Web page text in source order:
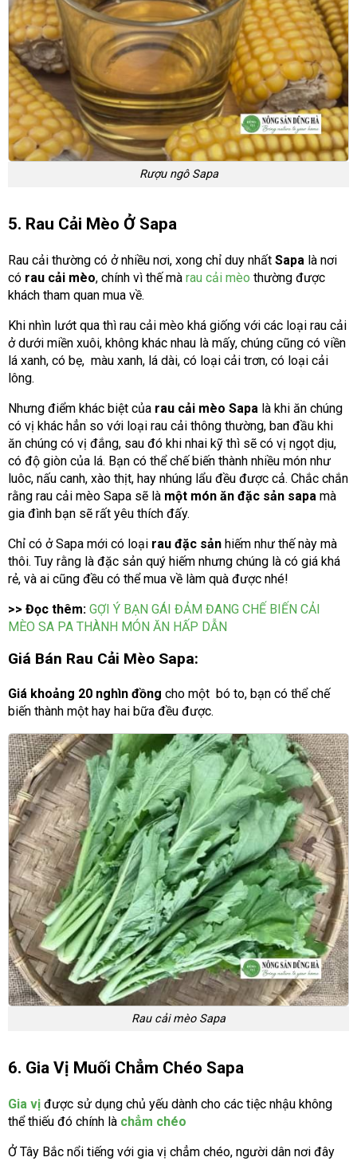
Rượu ngô Sapa
5. Rau Cải Mèo Ở Sapa
Rau cải thường có ở nhiều nơi, xong chỉ duy nhất Sapa là nơi
có rau cải mèo, chính vì thế mà rau cải mèo thường được
khách tham quan mua về.
Khi nhìn lướt qua thì rau cải mèo khá giống với các loại rau cải
ở dưới miền xuôi, không khác nhau là mấy, chúng cũng có viền
lá xanh, có bẹ, màu xanh, lá dài, có loại cải trơn, có loại cải
lông.
Nhưng điểm khác biệt của rau cải mèo Sapa là khi ăn chúng
có vị khác hẳn so với loại rau cải thông thường, ban đầu khi
ăn chúng có vị đắng, sau đó khi nhai kỹ thì sẽ có vị ngọt dịu,
có độ giòn của lá. Bạn có thể chế biến thành nhiều món như
luôc, nấu canh, xào thịt, hay nhúng lẩu đều được cả. Chắc chắn
rằng rau cải mèo Sapa sẽ là một món ăn đặc sản sapa mà
gia đình bạn sẽ rất yêu thích đấy.
Chỉ có ở Sapa mới có loại rau đặc sản hiếm như thế này mà
thôi. Tuy rằng là đặc sản quý hiếm nhưng chúng là có giá khá
rẻ, và ai cũng đều có thể mua về làm quà được nhé!
>> Đọc thêm: GỢI Ý BẠN GÁI ĐẢM ĐANG CHẾ BIẾN CẢI
MÈO SA PA THÀNH MÓN ĂN HẤP DẪN
Giá Bán Rau Cải Mèo Sapa:
Giá khoảng 20 nghìn đồng cho một bó to, bạn có thể chế
biến thành một hay hai bữa đều được.
Rau cải mèo Sapa
6. Gia Vị Muối Chẳm Chéo Sapa
Gia vị được sử dụng chủ yếu dành cho các tiệc nhậu không
thể thiếu đó chính là chẳm chéo
Ở Tây Bắc nổi tiếng với gia vị chẳm chéo, người dân nơi đây